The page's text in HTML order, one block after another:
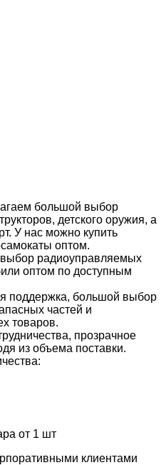
большой выбор
детского оружия, а
У нас можно купить
оптом.
радиоуправляемых
оптом по доступным
поддержка, большой выбор
частей и
товаров.
прозрачное
из объема поставки.
от 1 шт
клиентами